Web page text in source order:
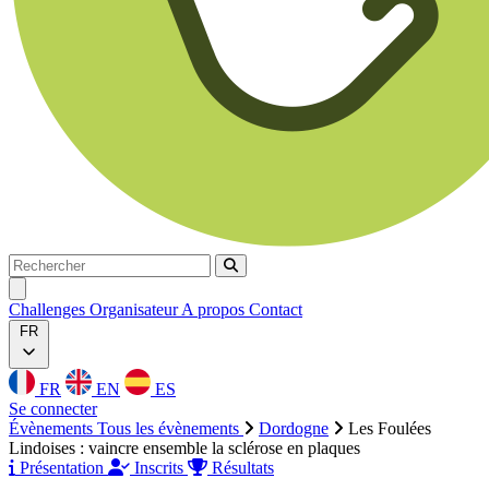
Rechercher
Rechercher
Challenges OrganisateurA propos Contact
FR
FR EN
ES
Se connecter
Évènements Tous les évènements Dordogne
Les Foulées
Lindoises : vaincre ensemble la sclérose en plaques
Présentation
Inscrits Résultats